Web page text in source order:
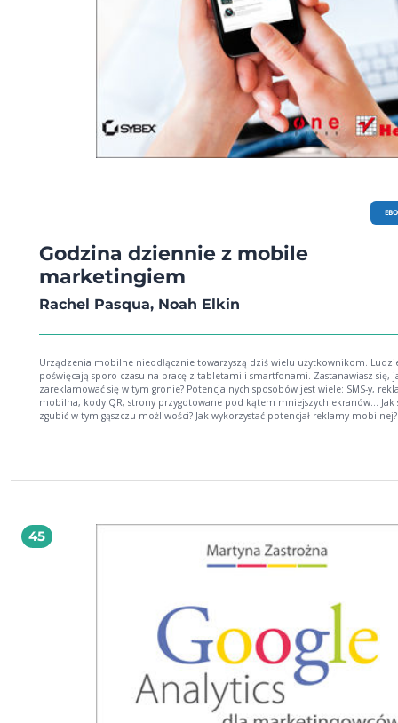
społecznościowych zbierzesz grono wiernych czytelników, tworząc atrakcyjne
reklamy facebookowe oraz organizując konkursy i wydarzenia wprowadzisz na
witrynę funkcje społecznościowe za pomocą Facebook Connect wykorzystasz
narzędzia analityczne do śledzenia i testowania wyników, żeby poznać
metody komunikowania się z grupami docelowymi przedstawisz rezultaty w
przejrzystych i efektownych tabel danych w programie Microsoft Excel
zaawansowanych funkcji i możliwości Facebooka, w tym aplikacji poznasz
życia wziętych przykładów — zilustrowano tu nimi inspirujące sukcesy oraz
których należy unikać otrzymasz adresy i informacje o cennych zasobach spoza
Facebooka zobaczysz prognozy ekspertów branżowych co do przyszłego
Facebooka Stwórz zintegrowaną i efektywną strategię działania firmy na
Godzina dziennie z mobile
marketingiem
Rachel Pasqua, Noah Elkin
Urządzenia mobilne nieodłącznie towarzyszą dziś wielu użytkownikom.
poświęcają sporo czasu na pracę z tabletami i smartfonami. Zastanawiasz się,
zareklamować się w tym gronie? Potencjalnych sposobów jest wiele: SMS-y,
mobilna, kody QR, strony przygotowane pod kątem mniejszych ekranów… Jak
zgubić w tym gąszczu możliwości? Jak wykorzystać potencjał reklamy mobilnej?
mobilnej wersji witryny lub reklam. W kolejnych rozdziałach odkryjesz, jaki
przygotowano ją w taki sposób, że całą zawartą w niej wiedzę możesz
poświęcisz na to tylko godzinę dziennie. Naprawdę warto spróbować! Przekonaj się:
jak wykorzystać platformę mobilną do prowadzenia kampanii reklamowych
wybrać właściwą formę reklamy w zależności od potrzeb jaki potencjał kryje m-
45